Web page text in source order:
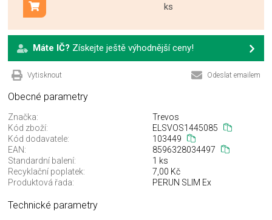
ks
Přidat do košíku
Máte IČ? Získejte ještě výhodnější ceny!
Vytisknout Odeslat emailem
Obecné parametry
Značka:
Trevos
Kód zboží:
ELSVOS1445085
Kód dodavatele:
103449
EAN:
8596328034497
Standardní balení:
1 ks
Recyklační poplatek:
7,00 Kč
Produktová řada:
PERUN SLIM Ex
Technické parametry